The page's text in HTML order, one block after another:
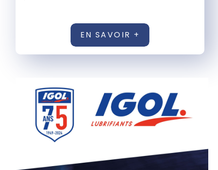
EN SAVOIR +